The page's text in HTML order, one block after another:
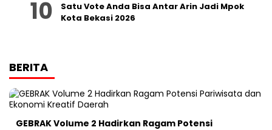
Satu Vote Anda Bisa Antar Arin Jadi Mpok
Kota Bekasi 2026
BERITA
GEBRAK Volume 2 Hadirkan Ragam Potensi